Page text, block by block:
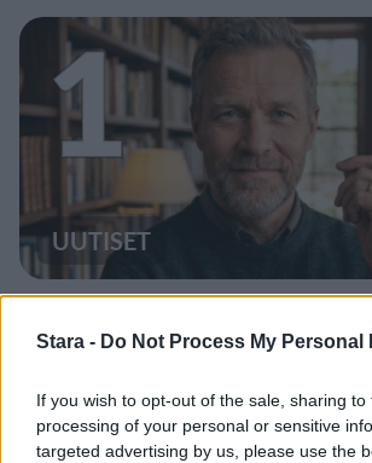
Stara - Do Not Process My Personal
If you wish to opt-out of the sale, sharing
processing of your personal or sensitive
targeted advertising by us, please use the
1
UUTISET
Kela muistuttaa
ikärajasta